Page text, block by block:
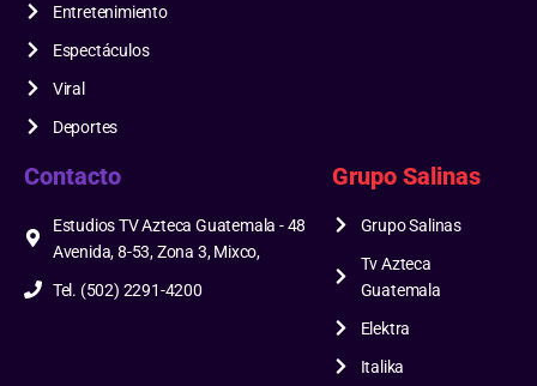
Entretenimiento
Espectáculos
Viral
Deportes
Contacto
Estudios TV Azteca Guatemala - 48
Avenida, 8-53, Zona 3, Mixco,
Tel. (502) 2291-4200
Grupo Salinas
Grupo Salinas
Tv Azteca
Guatemala
Elektra
Italika